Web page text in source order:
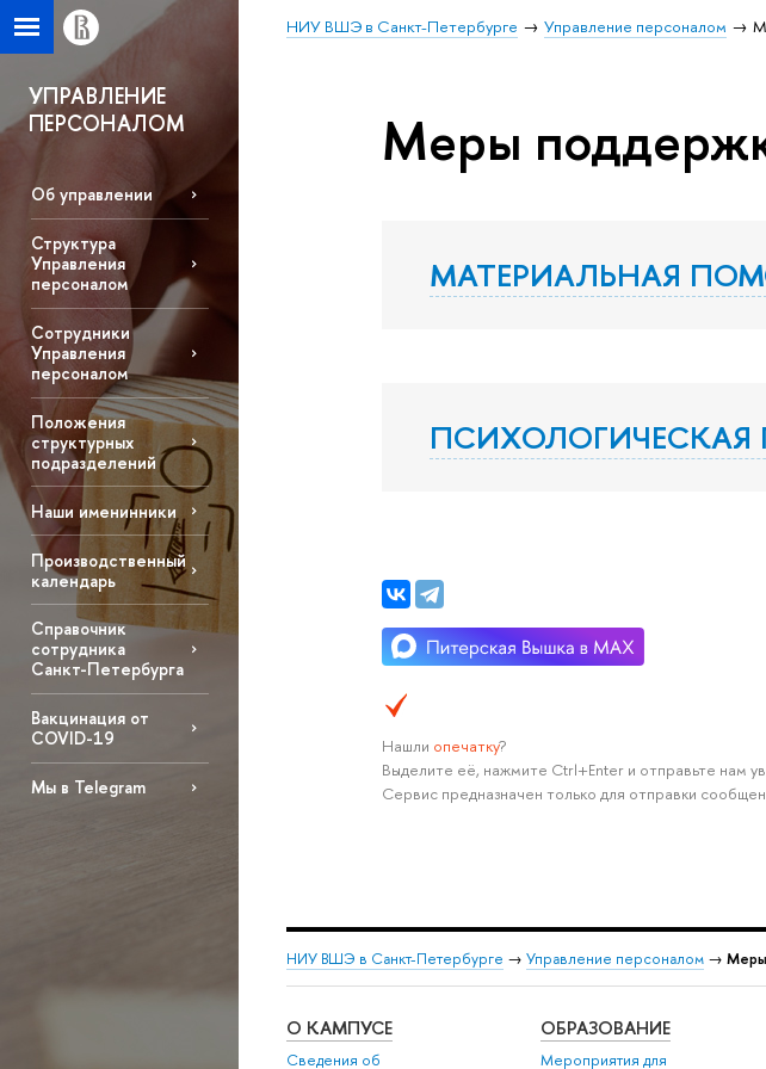
НИУ ВШЭ в Санкт-Петербурге Управление персоналом
УПРАВЛЕНИЕ
ПЕРСОНАЛОМ
Об управлении
Структура
Управления
персоналом
Сотрудники
Управления
персоналом
Положения
структурных
подразделений
Наши именинники
Производственный
календарь
Справочник
сотрудника
Санкт-Петербурга
Вакцинация от
COVID-19
Мы в Telegram
Меры
МАТЕРИАЛЬНАЯ
Нашли опечатку?
Выделите её, нажмите Ctrl+Enter и отправьте нам
Сервис предназначен только для отправки
НИУ ВШЭ в Санкт-Петербурге → Управление персоналом → Меры
О КАМПУСЕ
Сведения об
ОБРАЗОВАНИЕ
Мероприятия для